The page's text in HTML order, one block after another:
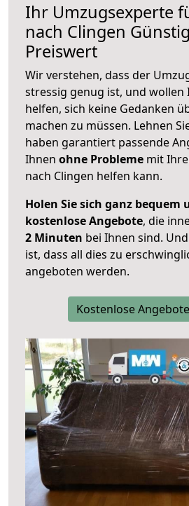
Ihr Umzugsexperte
nach Clingen
Preiswert
Wir verstehen, dass der
stressig genug ist, und wollen
helfen, sich keine Gedanken
machen zu müssen. Lehnen
haben garantiert passende
Ihnen ohne Probleme mit
nach Clingen helfen kann.
Holen Sie sich ganz bequem
kostenlose Angebote, die
2 Minuten bei Ihnen sind.
ist, dass all dies zu
angeboten werden.
Kostenlose